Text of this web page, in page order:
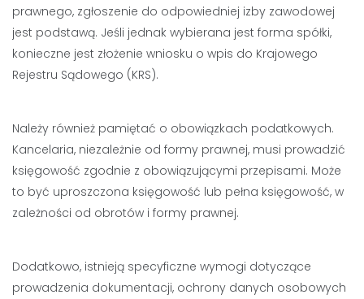
prawnego, zgłoszenie do odpowiedniej izby zawodowej
jest podstawą. Jeśli jednak wybierana jest forma spółki,
konieczne jest złożenie wniosku o wpis do Krajowego
Rejestru Sądowego (KRS).
Należy również pamiętać o obowiązkach podatkowych.
Kancelaria, niezależnie od formy prawnej, musi prowadzić
księgowość zgodnie z obowiązującymi przepisami. Może
to być uproszczona księgowość lub pełna księgowość, w
zależności od obrotów i formy prawnej.
Dodatkowo, istnieją specyficzne wymogi dotyczące
prowadzenia dokumentacji, ochrony danych osobowych